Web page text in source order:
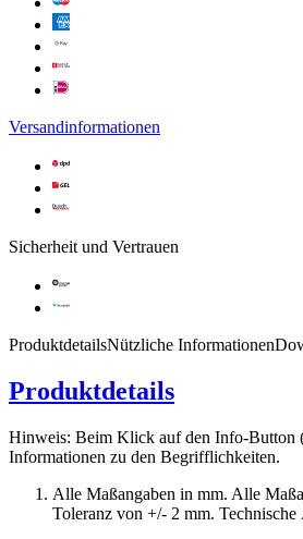
Versandinformationen
Sicherheit und Vertrauen
Produktdetails
Produktdetails
Hinweis: Beim Klick auf den Info-Button
Informationen zu den Begrifflichkeiten.
Nützliche Informationen
Alle Maßangaben in mm. Alle
Toleranz von +/- 2 mm.